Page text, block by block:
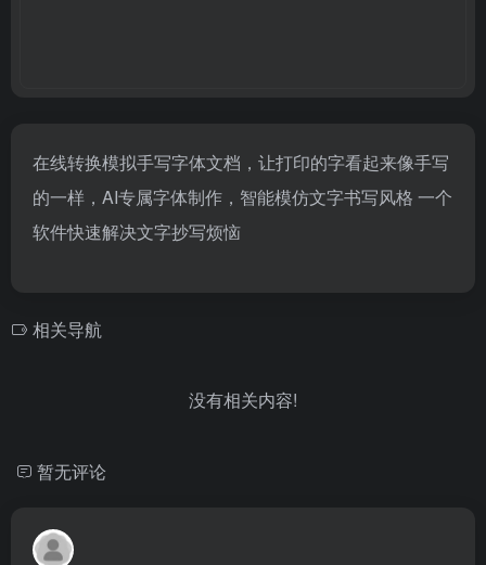
在线转换模拟手写字体文档，让打印的字看起来像手写
的一样，AI专属字体制作，智能模仿文字书写风格 一个
软件快速解决文字抄写烦恼
相关导航
没有相关内容!
暂无评论